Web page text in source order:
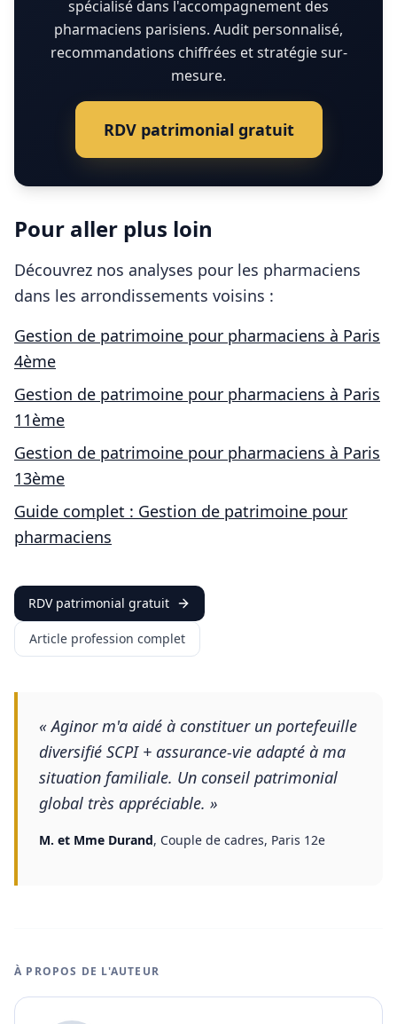
spécialisé dans l'accompagnement des
pharmaciens parisiens. Audit personnalisé,
recommandations chiffrées et stratégie sur-
mesure.
RDV patrimonial gratuit
Pour aller plus loin
Découvrez nos analyses pour les pharmaciens
dans les arrondissements voisins :
Gestion de patrimoine pour pharmaciens à Paris
4ème
Gestion de patrimoine pour pharmaciens à Paris
11ème
Gestion de patrimoine pour pharmaciens à Paris
13ème
Guide complet : Gestion de patrimoine pour
pharmaciens
RDV patrimonial gratuit
Article profession complet
«Aginor m'a aidé à constituer un portefeuille
diversifié SCPI + assurance-vie adapté à ma
situation familiale. Un conseil patrimonial
global très appréciable. »
M. et Mme Durand, Couple de cadres, Paris 12e
À PROPOS DE L'AUTEUR